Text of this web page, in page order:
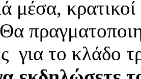
μέσα,
για το κλάδο